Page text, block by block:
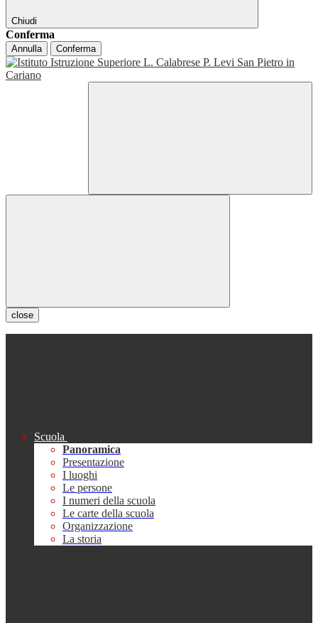
Chiudi
Conferma
Annulla Conferma
close
Scuola
Panoramica
Presentazione
I luoghi
Le persone
I numeri della scuola
Le carte della scuola
Organizzazione
La storia